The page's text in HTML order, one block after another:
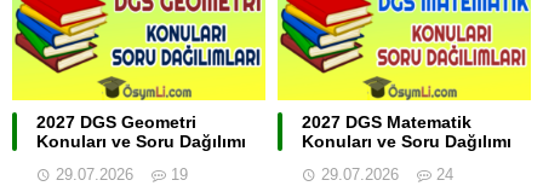
2027 DGS Geometri
Konuları ve Soru Dağılımı
29.07.2026 19
2027 DGS Matematik
Konuları ve Soru Dağılımı
29.07.2026 24